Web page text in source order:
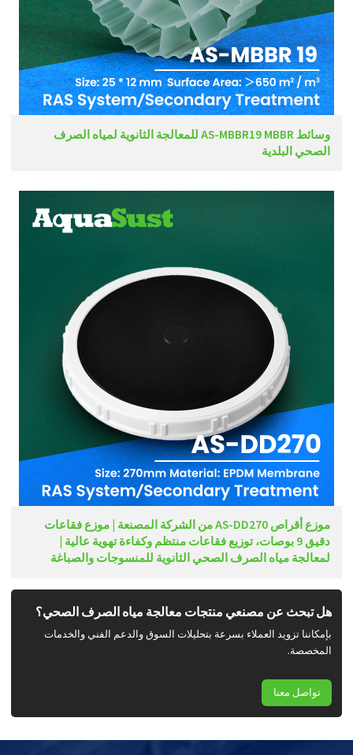
وسائط AS-MBBR19 MBBR للمعالجة الثانوية لمياه الصرف
الصحي البلدية
موزع أقراص AS-DD270 من الشركة المصنعة | موزع فقاعات
دقيق 9 بوصات، توزيع فقاعات منتظم وكفاءة تهوية عالية |
لمعالجة مياه الصرف الصحي الثانوية للمنسوجات والصباغة
هل تبحث عن مصنعي منتجات معالجة مياه الصرف الصحي؟
بإمكاننا تزويد العملاء بسرعة بتحليلات السوق والدعم الفني والخدمات
المخصصة.
تواصل معنا